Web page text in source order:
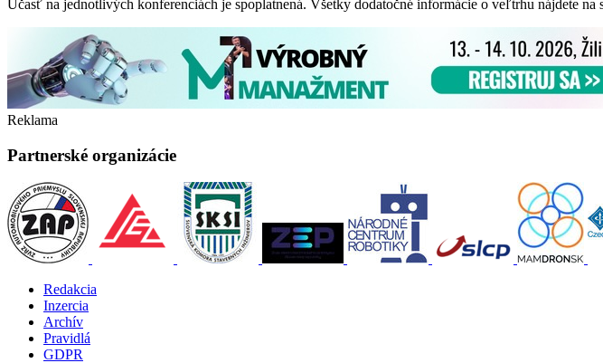
Účasť na jednotlivých konferenciách je spoplatnená. Všetky dodatočné informácie o veľtrhu nájdete na
Reklama
Partnerské organizácie
Redakcia
Inzercia
Archív
Pravidlá
GDPR